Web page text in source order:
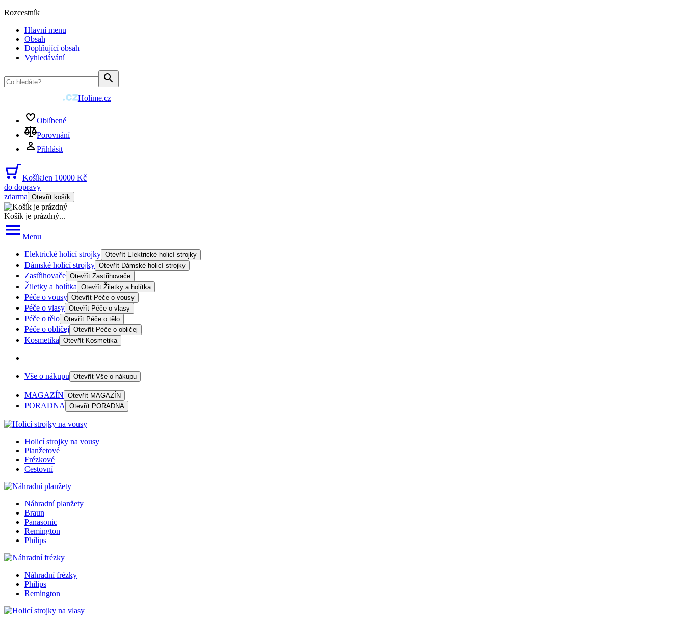
Rozcestník
Hlavní menu
Obsah
Doplňující obsah
Vyhledávání
Holime.cz
Oblíbené
Porovnání
Přihlásit
KošíkJen 10000 Kč
do dopravy
zdarma Otevřít košík
Košík je prázdný...
Menu
Elektrické holicí strojky Otevřít Elektrické holicí strojky
Dámské holicí strojky Otevřít Dámské holicí strojky
Zastřihovače Otevřít Zastřihovače
Žiletky a holítka Otevřít Žiletky a holítka
Péče o vousy Otevřít Péče o vousy
Péče o vlasy Otevřít Péče o vlasy
Péče o tělo Otevřít Péče o tělo
Péče o obličej Otevřít Péče o obličej
Kosmetika Otevřít Kosmetika
|
Vše o nákupu Otevřít Vše o nákupu
MAGAZÍN Otevřít MAGAZÍN
PORADNA Otevřít PORADNA
Holicí strojky na vousy
Planžetové
Frézkové
Cestovní
Náhradní planžety
Braun
Panasonic
Remington
Philips
Náhradní frézky
Philips
Remington